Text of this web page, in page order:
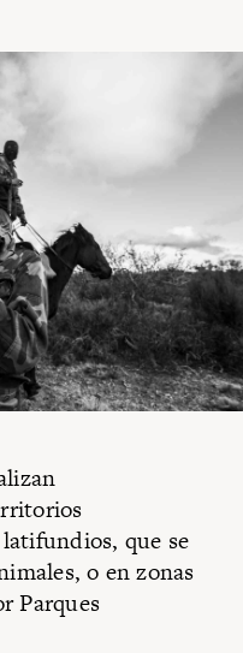
que se
o en zonas
Parques